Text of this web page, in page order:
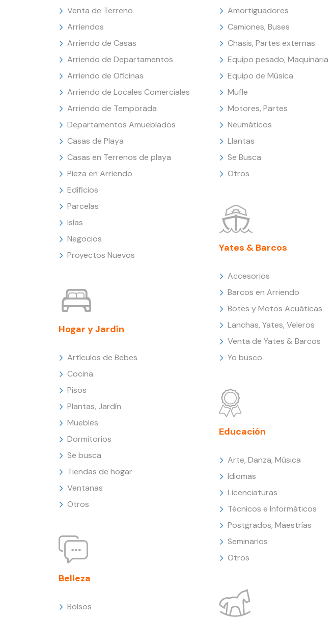
Venta de Terreno
Arriendos
Arriendo de Casas
Arriendo de Departamentos
Arriendo de Oficinas
Arriendo de Locales Comerciales
Arriendo de Temporada
Departamentos Amueblados
Casas de Playa
Casas en Terrenos de playa
Pieza en Arriendo
Edificios
Parcelas
Islas
Negocios
Proyectos Nuevos
Hogar y Jardín
Artículos de Bebes
Cocina
Pisos
Plantas, Jardín
Muebles
Dormitorios
Se busca
Tiendas de hogar
Ventanas
Otros
Belleza
Bolsos
Amortiguadores
Camiones, Buses
Chasis, Partes externas
Equipo pesado, Maquinaria
Equipo de Música
Mufle
Motores, Partes
Neumáticos
Llantas
Se Busca
Otros
Yates & Barcos
Accesorios
Barcos en Arriendo
Botes y Motos Acuáticas
Lanchas, Yates, Veleros
Venta de Yates & Barcos
Yo busco
Educación
Arte, Danza, Música
Idiomas
Licenciaturas
Técnicos e Informáticos
Postgrados, Maestrías
Seminarios
Otros